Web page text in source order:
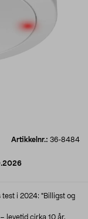
Artikkelnr.: 36-8484
test i 2024: "Billigst og
levetid cirka 10 år.